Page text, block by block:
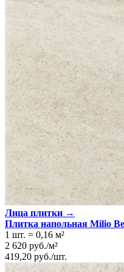
Производитель
PARADYZ
Коллекция
Paradyz
Материал
Керамика
Тип плитки
Настенная,
НазначениеХолл и
Имитация поверхности
Поверхность Ровная
Единица измер. коллекции м2
Лица плитки →
Плитка напольная Milio
1 шт. = 0,16 м²
2 620 руб./м²
419,20 руб./шт.